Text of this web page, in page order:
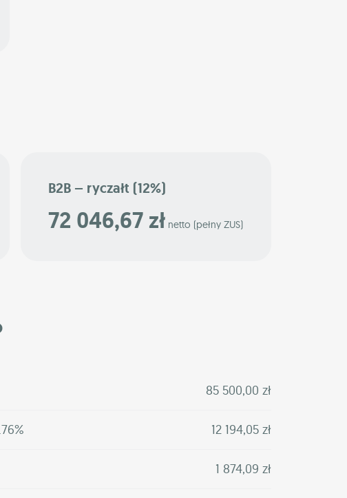
B2B – ryczałt (12%)
72 046,67 zł netto (pełny ZUS)
85 500,00 zł
12 194,05 zł
1 874,09 zł